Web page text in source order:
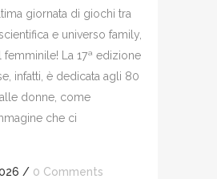
giornata di giochi tra
e universo family,
La 17ª edizione
infatti, è dedicata agli 80
donne, come
che ci
/ 0 Comments